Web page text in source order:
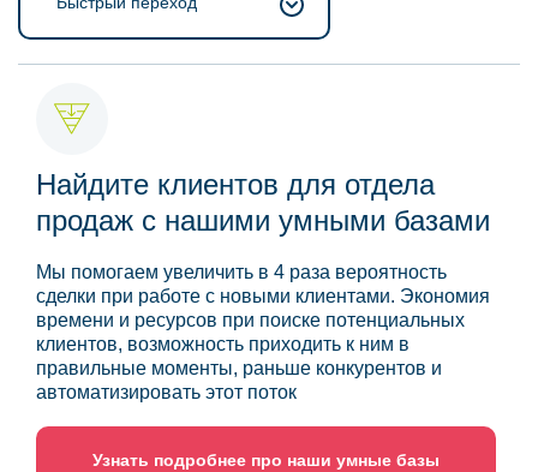
Найдите клиентов для отдела
продаж с нашими умными базами
Мы помогаем увеличить в 4 раза вероятность
сделки при работе с новыми клиентами. Экономия
времени и ресурсов при поиске потенциальных
клиентов, возможность приходить к ним в
правильные моменты, раньше конкурентов и
автоматизировать этот поток
Узнать подробнее про наши умные базы